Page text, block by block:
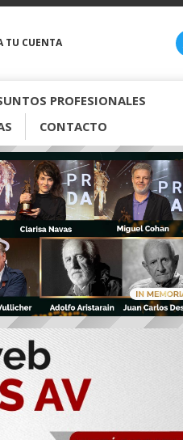
TU CUENTA
PROFESIONALES
CONTACTO